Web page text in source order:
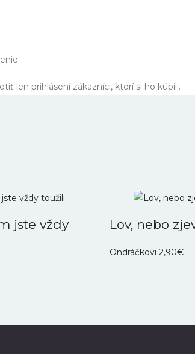
len prihlásení zákazníci, ktorí si ho kúpili.
jste vždy
Lov, nebo
Ondráčkovi 2,90€